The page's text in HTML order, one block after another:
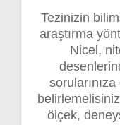
Tezinizin
araştırma
Nicel,
ölçek,